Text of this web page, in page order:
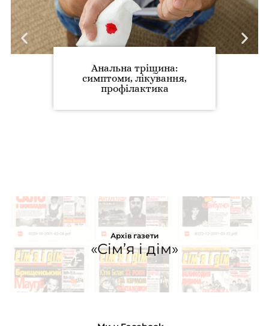
Анальна тріщина:
симптоми, лікування,
профілактика
Архів газети
«Сім’я і дім»